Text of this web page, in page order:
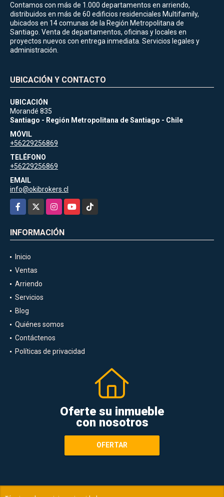
Contamos con más de 1.000 departamentos en arriendo,
distribuidos en más de 60 edificios residenciales Multifamily,
ubicados en 14 comunas de la Región Metropolitana de
Santiago. Venta de departamentos, oficinas y locales en
proyectos nuevos con entrega inmediata. Servicios legales y
administración.
UBICACIÓN Y CONTACTO
UBICACIÓN
Morandé 835
Santiago - Región Metropolitana de Santiago - Chile
MÓVIL
+56229256869
TELÉFONO
+56229256869
EMAIL
info@okibrokers.cl
Facebook
InstagramYouTubeTikTok
INFORMACIÓN
Inicio
Ventas
Arriendo
Servicios
Blog
Quiénes somos
Contáctenos
Políticas de privacidad
Oferte su inmueble
con nosotros
OFERTAR